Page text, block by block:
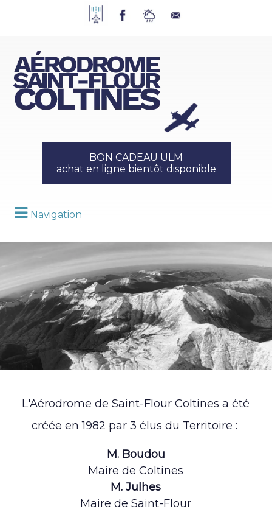
BON CADEAU ULM
achat en ligne bientôt disponible
Navigation
L'Aérodrome de Saint-Flour Coltines a été
créée en 1982 par 3 élus du Territoire :
M. Boudou
Maire de Coltines
M. Julhes
Maire de Saint-Flour